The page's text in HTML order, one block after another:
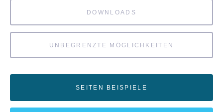
DOWNLOADS
UNBEGRENZTE MÖGLICHKEITEN
SEITEN BEISPIELE